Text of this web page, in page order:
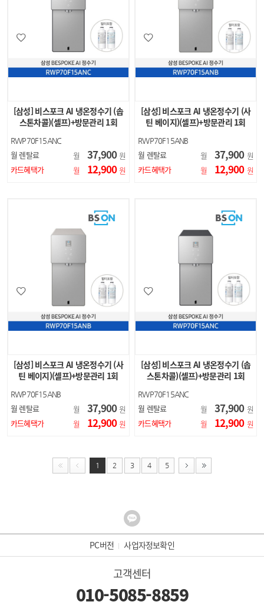
[삼성] 비스포크 AI 냉온정수기 (솝
스톤차콜)(셀프)+방문관리 1회
RWP70F15ANC
월 렌탈료 월 37,900 원
카드혜택가
월 12,900 원
[삼성] 비스포크 AI 냉온정수기 (사
틴 베이지)(셀프)+방문관리 1회
RWP70F15ANB
월 렌탈료 월 37,900 원
카드혜택가
월 12,900 원
[삼성] 비스포크 AI 냉온정수기 (사
틴 베이지)(셀프)+방문관리 1회
RWP70F15ANB
월 렌탈료 월 37,900 원
카드혜택가
월 12,900 원
[삼성] 비스포크 AI 냉온정수기 (솝
스톤차콜)(셀프)+방문관리 1회
RWP70F15ANC
월 렌탈료 월 37,900 원
카드혜택가
월 12,900 원
1 2 3 4 5
PC버전 사업자정보확인
고객센터
010-5085-8859